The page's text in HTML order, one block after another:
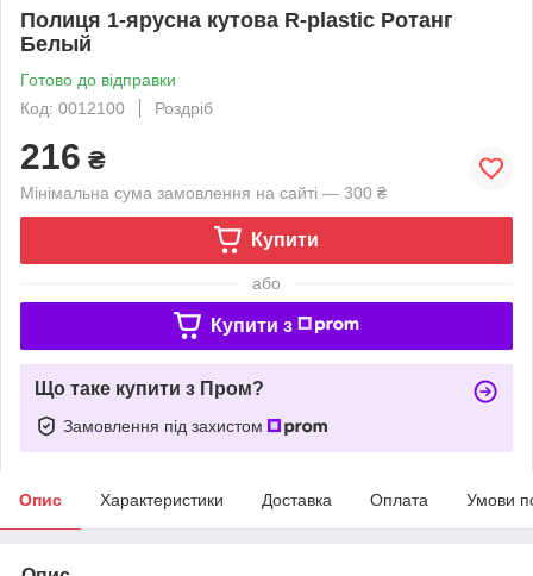
Полиця 1-ярусна кутова R-plastic Ротанг
Белый
Готово до відправки
Код: 0012100
Роздріб
216 ₴
Мінімальна сума замовлення на сайті — 300 ₴
Купити
або
Купити з
Що таке купити з Пром?
Замовлення під захистом
Опис Характеристики Доставка Оплата Умови